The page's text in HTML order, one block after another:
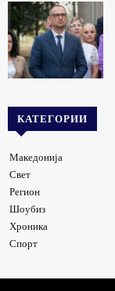
КАТЕГОРИИ
Македонија
Свет
Регион
Шоубиз
Хроника
Спорт